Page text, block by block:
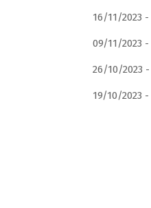
16/11/2023 -
09/11/2023 -
26/10/2023 -
19/10/2023 -